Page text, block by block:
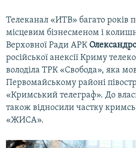
Телеканал «ИТВ» багато років
місцевим бізнесменом і
Верховної Ради АРК
російської анексії Криму
володіла ТРК «Свобода», яка
Первомайському районі
«Кримський телеграф». До
також відносили частку
«ЖИСА».